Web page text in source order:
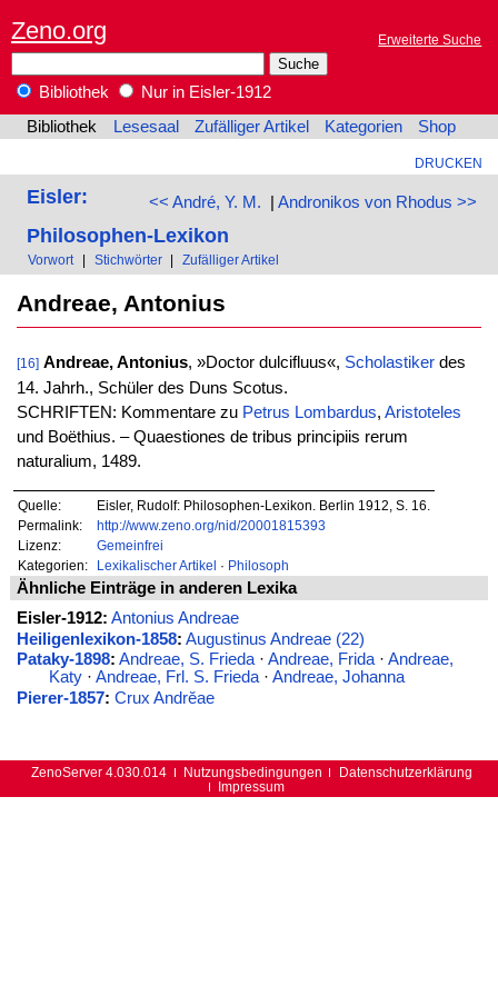
Zeno.org Erweiterte Suche
Bibliothek
Nur in Eisler-1912
Bibliothek
Lesesaal Zufälliger Artikel Kategorien Shop
DRUCKEN
<< André, Y. M. | Andronikos von Rhodus >>
Eisler:
Philosophen-Lexikon
Vorwort | Stichwörter | Zufälliger Artikel
Andreae, Antonius
[16] Andreae, Antonius, »Doctor dulcifluus«, Scholastikerdes
14. Jahrh., Schüler des Duns Scotus.
SCHRIFTEN: Kommentare zu Petrus Lombardus, Aristoteles
und Boëthius. – Quaestiones de tribus principiis rerum
naturalium, 1489.
Quelle:
Eisler, Rudolf: Philosophen-Lexikon. Berlin 1912, S. 16.
Permalink:
http://www.zeno.org/nid/20001815393
Lizenz:
Gemeinfrei
Kategorien:
Lexikalischer Artikel · Philosoph
Ähnliche Einträge in anderen Lexika
Eisler-1912: Antonius Andreae
Heiligenlexikon-1858: Augustinus Andreae (22)
Pataky-1898: Andreae, S. Frieda· Andreae, Frida· Andreae,
Katy· Andreae, Frl. S. Frieda· Andreae, Johanna
Pierer-1857: Crux Andrĕae
ZenoServer 4.030.014 Nutzungsbedingungen
Datenschutzerklärung
Impressum